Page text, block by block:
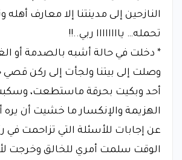
النازحين إلى مدينتنا إلا معارف أهله
تحمله… ياااااااا ربي..!!
* دخلت في حالة أشبه بالصدمة أو
وصلت إلى بيتنا ولجأت إلى ركن قصي
أحد وبكيت بحرقة ماستطعت،
الهزيمة والإنكسار ما خشيت أن يره
عن إجابات للأسئلة التي تزاحمت في
الوقت سلمت أمري للخالق وخرجت